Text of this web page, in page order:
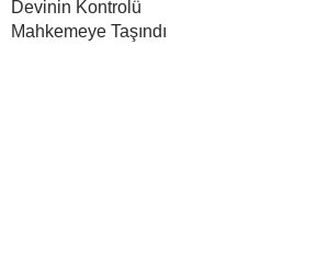
Devinin Kontrolü
Mahkemeye Taşındı